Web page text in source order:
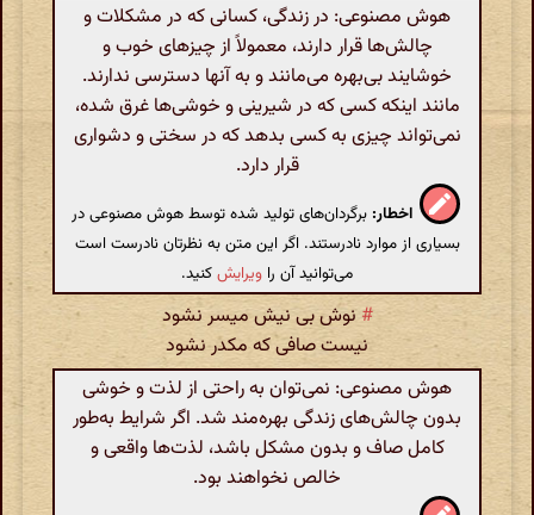
هوش مصنوعی: در زندگی، کسانی که در مشکلات و
چالش‌ها قرار دارند، معمولاً از چیزهای خوب و
خوشایند بی‌بهره می‌مانند و به آنها دسترسی ندارند.
مانند اینکه کسی که در شیرینی و خوشی‌ها غرق شده،
نمی‌تواند چیزی به کسی بدهد که در سختی و دشواری
قرار دارد.
اخطار: برگردان‌های تولید شده توسط هوش مصنوعی در
بسیاری از موارد نادرستند. اگر این متن به نظرتان نادرست است
می‌توانید آن را ویرایشکنید.
# نوش بی نیش میسر نشود
نیست صافی که مکدر نشود
هوش مصنوعی: نمی‌توان به راحتی از لذت و خوشی
بدون چالش‌های زندگی بهره‌مند شد. اگر شرایط به‌طور
کامل صاف و بدون مشکل باشد، لذت‌ها واقعی و
خالص نخواهند بود.